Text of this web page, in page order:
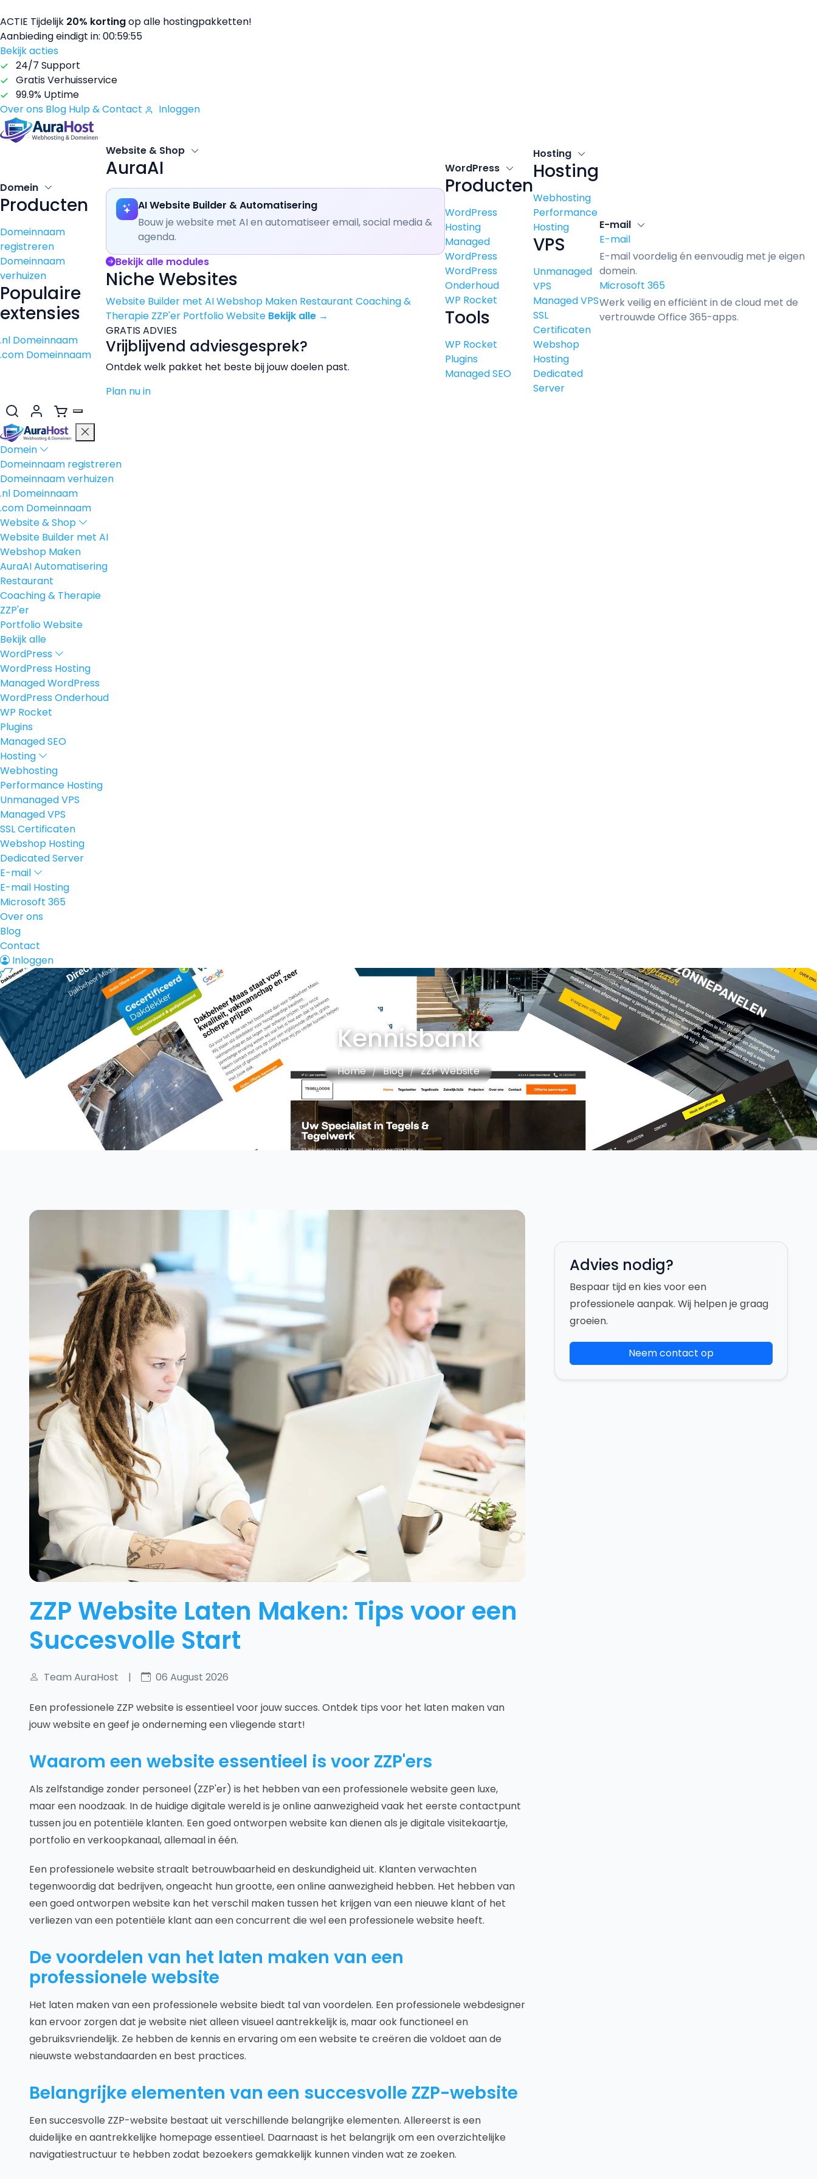
ACTIE Tijdelijk 20% kortingop alle hostingpakketten!
Aanbieding eindigt in: 00:59:54
Bekijk acties
24/7 Support
Gratis Verhuisservice
99.9% Uptime
Over ons Blog Hulp & Contact Inloggen
Domein
Producten
Domeinnaam
registreren
Domeinnaam
verhuizen
Populaire
extensies
.nl Domeinnaam
.com Domeinnaam
Website & Shop
AuraAI
AI Website Builder & Automatisering
Bouw je website met AI en automatiseer email, social media &
agenda.
Bekijk alle modules
Niche Websites
Website Builder met AIWebshop Maken Restaurant Coaching &
Therapie ZZP'er Portfolio Website Bekijk alle →
GRATIS ADVIES
Vrijblijvend adviesgesprek?
Ontdek welk pakket het beste bij jouw doelen past.
Plan nu in
WordPress
Producten
WordPress
Hosting
Managed
WordPress
WordPress
Onderhoud
WP Rocket
Tools
WP Rocket
Plugins
Managed SEO
Hosting
Hosting
Webhosting
Performance
Hosting
VPS
Unmanaged
VPS
Managed VPS
SSL
Certificaten
Webshop
Hosting
Dedicated
Server
E-mail
E-mail
E-mail voordelig én eenvoudig met je eigen
domein.
Microsoft 365
Werk veilig en efficiënt in de cloud met de
vertrouwde Office 365-apps.
Domein
Domeinnaam registreren
Domeinnaam verhuizen
.nl Domeinnaam
.com Domeinnaam
Website & Shop
Website Builder met AI
Webshop Maken
AuraAI Automatisering
Restaurant
Coaching & Therapie
ZZP'er
Portfolio Website
Bekijk alle
WordPress
WordPress Hosting
Managed WordPress
WordPress Onderhoud
WP Rocket
Plugins
Managed SEO
Hosting
Webhosting
Performance Hosting
Unmanaged VPS
Managed VPS
SSL Certificaten
Webshop Hosting
Dedicated Server
E-mail
E-mail Hosting
Microsoft 365
Over ons
Blog
Contact
Inloggen
Kennisbank
Home / Blog / ZZP Website
ZZP Website Laten Maken: Tips voor een
Succesvolle Start
Team AuraHost | 06 August 2026
Een professionele ZZP website is essentieel voor jouw succes. Ontdek tips voor het laten maken van
jouw website en geef je onderneming een vliegende start!
Waarom een website essentieel is voor ZZP'ers
Als zelfstandige zonder personeel (ZZP'er) is het hebben van een professionele website geen luxe,
maar een noodzaak. In de huidige digitale wereld is je online aanwezigheid vaak het eerste contactpunt
tussen jou en potentiële klanten. Een goed ontworpen website kan dienen als je digitale visitekaartje,
portfolio en verkoopkanaal, allemaal in één.
Een professionele website straalt betrouwbaarheid en deskundigheid uit. Klanten verwachten
tegenwoordig dat bedrijven, ongeacht hun grootte, een online aanwezigheid hebben. Het hebben van
een goed ontworpen website kan het verschil maken tussen het krijgen van een nieuwe klant of het
verliezen van een potentiële klant aan een concurrent die wel een professionele website heeft.
De voordelen van het laten maken van een
professionele website
Het laten maken van een professionele website biedt tal van voordelen. Een professionele webdesigner
kan ervoor zorgen dat je website niet alleen visueel aantrekkelijk is, maar ook functioneel en
gebruiksvriendelijk. Ze hebben de kennis en ervaring om een website te creëren die voldoet aan de
nieuwste webstandaarden en best practices.
Belangrijke elementen van een succesvolle ZZP-website
Een succesvolle ZZP-website bestaat uit verschillende belangrijke elementen. Allereerst is een
duidelijke en aantrekkelijke homepage essentieel. Daarnaast is het belangrijk om een overzichtelijke
navigatiestructuur te hebben zodat bezoekers gemakkelijk kunnen vinden wat ze zoeken.
Advies nodig?
Bespaar tijd en kies voor een
professionele aanpak. Wij helpen je graag
groeien.
Neem contact op